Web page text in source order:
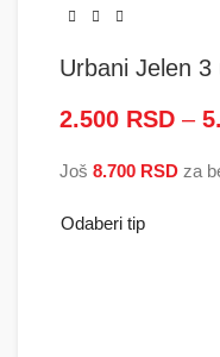
Urbani Jelen 3
2.500 RSD –
Još 8.700 RSD za
Odaberi tip